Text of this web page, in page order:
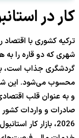
کار در
ترکیه کشوری با
شهری که دو قاره را
گردشگری جذاب است،
و به عنوان قلب
صادرات و واردات کشور
2026، بازار کار